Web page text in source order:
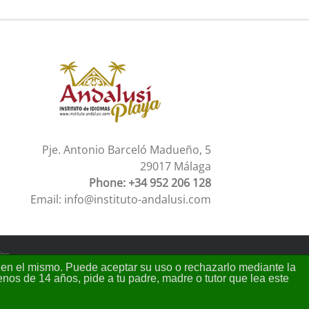
Pje. Antonio Barceló Madueño, 5
29017 Málaga
Phone: +34 952 206 128
Email: info@instituto-andalusi.com
el mismo. Puede aceptar su uso o rechazarlo mediante la
de 14 años, pide a tu padre, madre o tutor que lea este